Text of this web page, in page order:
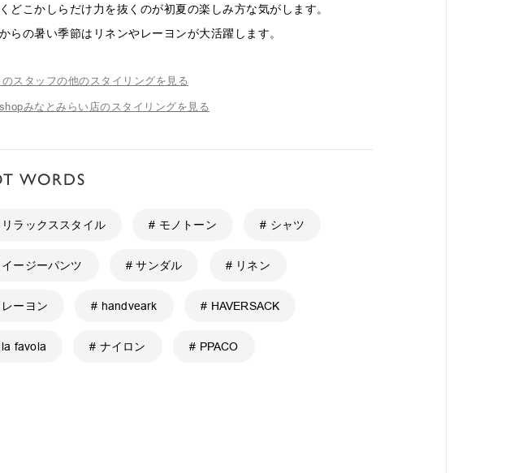
どこかしらだけ力を抜くのが初夏の楽しみ方な気がします。
らの暑い季節はリネンやレーヨンが大活躍します。
のスタッフの他のスタイリングを見る
みなとみらい店のスタイリングを見る
WORDS
ラックススタイル # モノトーン # シャツ
ージーパンツ # サンダル # リネン
ーヨン # handveark # HAVERSACK
favola # ナイロン # PPACO